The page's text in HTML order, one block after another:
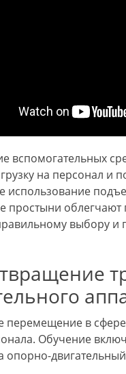
вспомогательных
на персонал и
использование
простыни
выбору и
перемещение в
Обучение
опорно-